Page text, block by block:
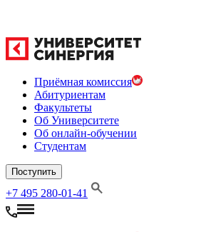
Приёмная комиссия
Абитуриентам
Факультеты
Об Университете
Об онлайн-обучении
Студентам
Поступить
+7 495 280-01-41